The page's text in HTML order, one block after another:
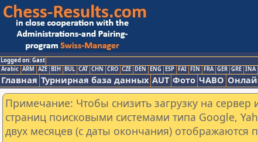
Logged on: Gast
Arabic ARM AZE BIH BUL CAT CHN CRO CZE DEN ENG ESP FAI FIN FRA GER GRE INA
Главная Турнирная база данных AUT Фото ЧАВО
Примечание: Чтобы снизить загрузку на сервер
страниц поисковыми системами типа Google,
двух месяцев (с даты окончания) отображаются